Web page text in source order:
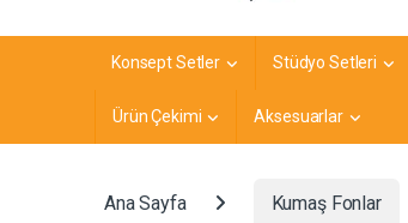
Konsept Setler Stüdyo Setleri
Ürün Çekimi Aksesuarlar
Ana Sayfa Kumaş Fonlar